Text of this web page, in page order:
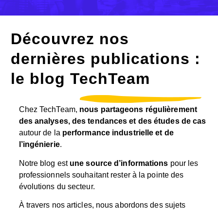
Découvrez nos
dernières publications :
le blog TechTeam
Chez TechTeam, nous partageons régulièrement
des analyses, des tendances et des études de cas
autour de la performance industrielle et de
l’ingénierie.
Notre blog est une source d’informations pour les
professionnels souhaitant rester à la pointe des
évolutions du secteur.
À travers nos articles, nous abordons des sujets